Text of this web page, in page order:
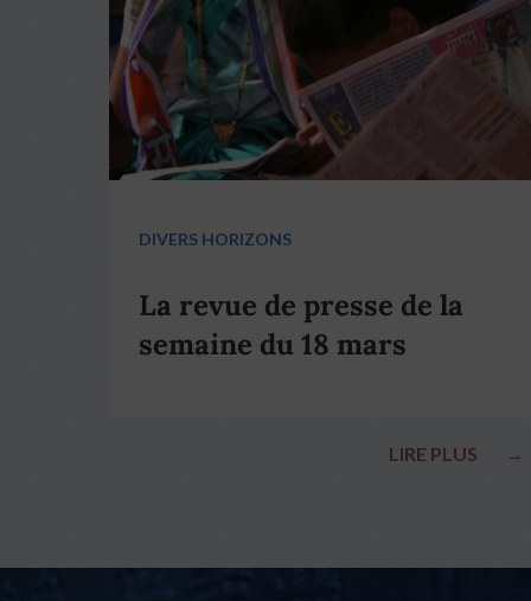
DIVERS HORIZONS
La revue de presse de la
semaine du 18 mars
LIRE PLUS →